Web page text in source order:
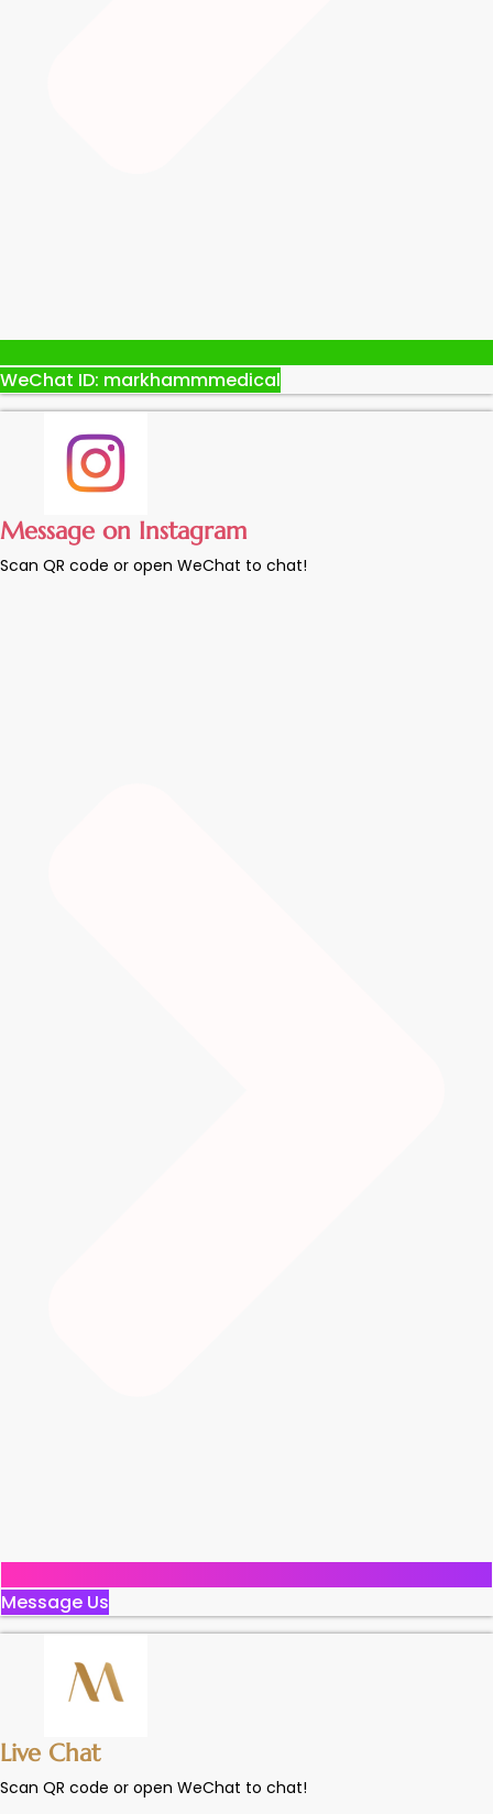
WeChat ID: markhammmedical
Message on Instagram
Scan QR code or open WeChat to chat!
Message Us
Live Chat
Scan QR code or open WeChat to chat!